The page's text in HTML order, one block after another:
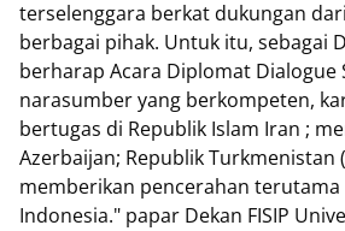
terselenggara berkat dukungan dari
berbagai pihak. Untuk itu, sebagai
berharap Acara Diplomat Dialogue
narasumber yang berkompeten,
bertugas di Republik Islam Iran ;
Azerbaijan; Republik Turkmenistan
memberikan pencerahan terutama
Indonesia." papar Dekan FISIP